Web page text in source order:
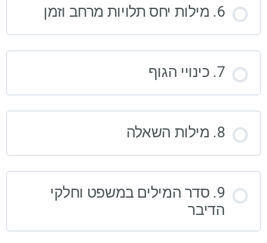
6. מילות יחס תלויות מרחב וזמן
7. כינויי הגוף
8. מילות השאלה
9. סדר המילים במשפט וחלקי
הדיבר